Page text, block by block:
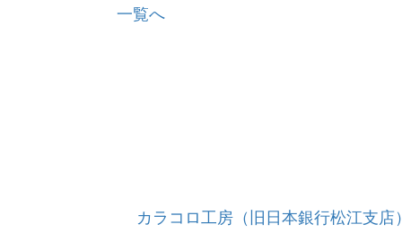
一覧へ
カラコロ工房（旧日本銀行松江支店